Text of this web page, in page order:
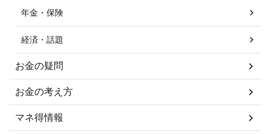
年金・保険
経済・話題
お金の疑問
お金の考え方
マネ得情報